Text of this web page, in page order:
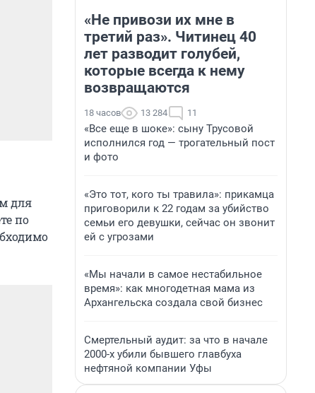
для
по
«Не привози их мне в
третий раз». Читинец 40
лет разводит голубей,
которые всегда к нему
возвращаются
18 часов 13 284 11
«Все еще в шоке»: сыну Трусовой
исполнился год — трогательный пост
и фото
«Это тот, кого ты травила»: прикамца
приговорили к 22 годам за убийство
семьи его девушки, сейчас он звонит
ей с угрозами
«Мы начали в самое нестабильное
время»: как многодетная мама из
Архангельска создала свой бизнес
Смертельный аудит: за что в начале
2000-х убили бывшего главбуха
нефтяной компании Уфы